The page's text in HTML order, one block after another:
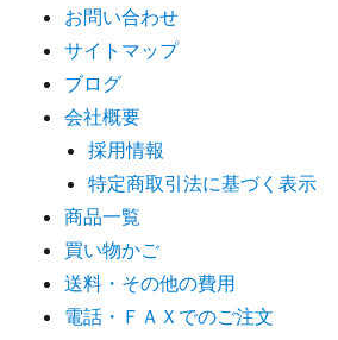
お問い合わせ
サイトマップ
ブログ
会社概要
採用情報
特定商取引法に基づく表示
商品一覧
買い物かご
送料・その他の費用
電話・ＦＡＸでのご注文